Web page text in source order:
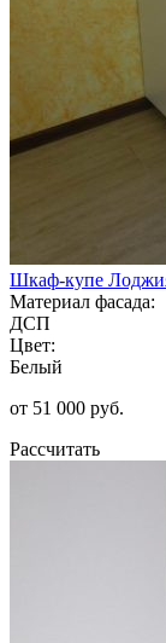
Шкаф-купе
Материал фасада:
ДСП
Цвет:
Белый
от 51 000 руб.
Рассчитать